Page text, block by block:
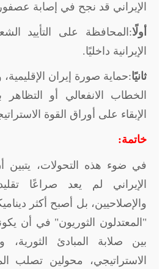
الإيراني قد نجح في إصابة
أولًا:المحافظة على التأييد
الإيرانية داخليًا.
ثانيًا:حماية صورة إيران الإقليمية،
الخطاب الانفعالي أو التظاهر
الإبقاء على أوراق القوة
خاتمة:
في ضوء هذه التحولات، يتبين
الإيراني لم يعد صراعًا
والإصلاحيين، بل أصبح أكثر
"المعتدلون الثوريون" في أن
بين صلابة المبادئ الثورية،
الاستراتيجي، محولين تصلب